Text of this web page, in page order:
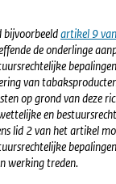
bijvoorbeeldExterne
link:
artikel 9
de onderlinge
van
op grond van deze
en
lid 2 van het artikel
werking treden.